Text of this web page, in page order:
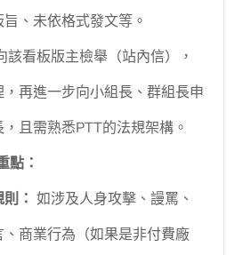
、未依格式發文等。
該看板版主檢舉（站內信），
再進一步向小組長、群組長申
且需熟悉PTT的法規架構。
點：
： 如涉及人身攻擊、謾罵、
商業行為（如果是非付費廠